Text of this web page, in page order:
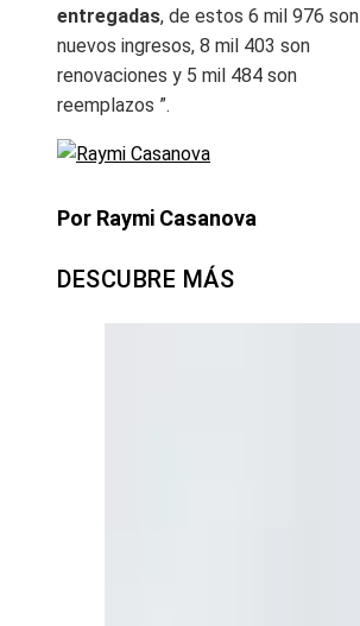
entregadas, de estos 6 mil 976 son
nuevos ingresos, 8 mil 403 son
renovaciones y 5 mil 484 son
reemplazos ”.
Por Raymi Casanova
DESCUBRE MÁS